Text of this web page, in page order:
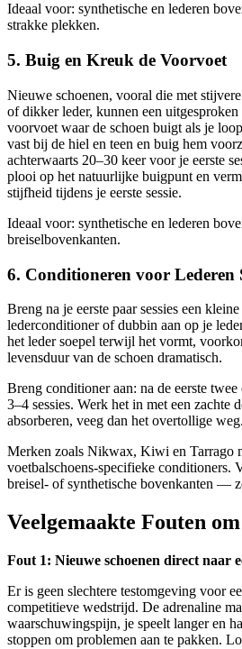
Ideaal voor: synthetische en lederen
strakke plekken.
5. Buig en Kreuk de Voorvoet
Nieuwe schoenen, vooral die met
of dikker leder, kunnen een
voorvoet waar de schoen buigt als je
vast bij de hiel en teen en buig hem
achterwaarts 20–30 keer voor je eerste
plooi op het natuurlijke buigpunt en
stijfheid tijdens je eerste sessie.
Ideaal voor: synthetische en lederen
breiselbovenkanten.
6. Conditioneren voor Lederen
Breng na je eerste paar sessies een
lederconditioner of dubbin aan op je
het leder soepel terwijl het vormt,
levensduur van de schoen dramatisch.
Breng conditioner aan: na de eerste twee
3–4 sessies. Werk het in met een zachte
absorberen, veeg dan het overtollige weg.
Merken zoals Nikwax, Kiwi en Tarrago
voetbalschoens-specifieke conditioners.
breisel- of synthetische bovenkanten —
Veelgemaakte Fouten
Fout 1: Nieuwe schoenen direct naar
Er is geen slechtere testomgeving voor
competitieve wedstrijd. De adrenaline
waarschuwingspijn, je speelt langer en
stoppen om problemen aan te pakken.